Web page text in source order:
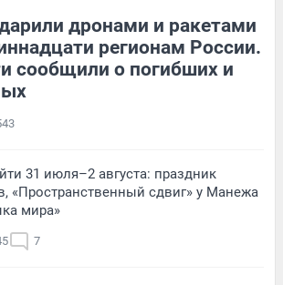
дронами и ракетами
регионам России.
сообщили о погибших и
31 июля–2 августа: праздник
«Пространственный сдвиг» у Манежа
мира»
7